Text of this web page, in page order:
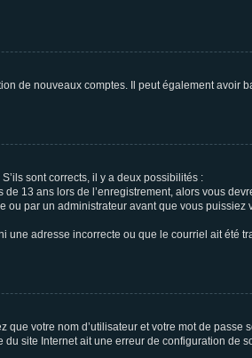
de nouveaux comptes. Il peut également
sont corrects, il y a deux possibilités :
13 ans lors de l’enregistrement, alors vous
par un administrateur avant que vous
une adresse incorrecte ou que le courriel ait été
votre nom d’utilisateur et votre mot de
site Internet ait une erreur de configuration de